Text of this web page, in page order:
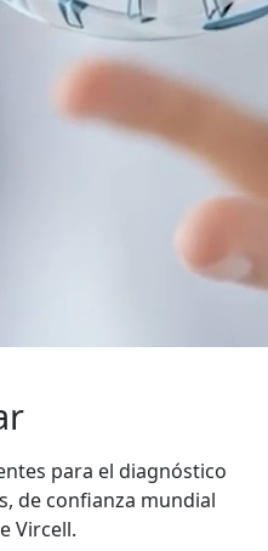
para el diagnóstico
de confianza mundial
Vircell.